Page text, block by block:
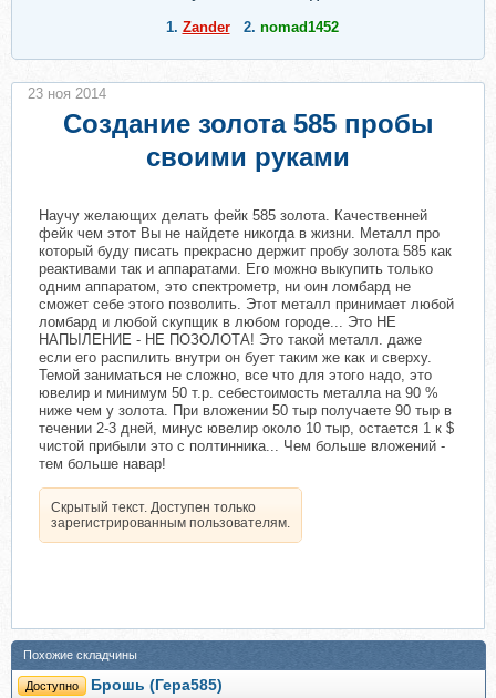
1. Zander 2. nomad1452
Создание золота 585 пробы
своими руками
Научу желающих делать фейк 585 золота. Качественней
фейк чем этот Вы не найдете никогда в жизни. Металл про
который буду писать прекрасно держит пробу золота 585 как
реактивами так и аппаратами. Его можно выкупить только
одним аппаратом, это спектрометр, ни оин ломбард не
сможет себе этого позволить. Этот металл принимает любой
ломбард и любой скупщик в любом городе... Это НЕ
НАПЫЛЕНИЕ - НЕ ПОЗОЛОТА! Это такой металл. даже
если его распилить внутри он бует таким же как и сверху.
Темой заниматься не сложно, все что для этого надо, это
ювелир и минимум 50 т.р. себестоимость металла на 90 %
ниже чем у золота. При вложении 50 тыр получаете 90 тыр в
течении 2-3 дней, минус ювелир около 10 тыр, остается 1 к $
чистой прибыли это с полтинника... Чем больше вложений -
тем больше навар!
Скрытый текст. Доступен только
зарегистрированным пользователям.
23 ноя 2014
Похожие складчины
Доступно Брошь (Гера585)